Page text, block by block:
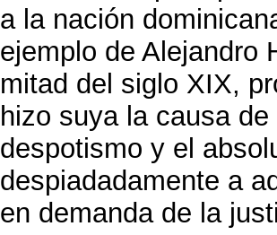
a la nación
ejemplo de Alejandro
mitad del siglo XIX,
hizo suya la causa
despotismo y el
despiadadamente a
en demanda de la